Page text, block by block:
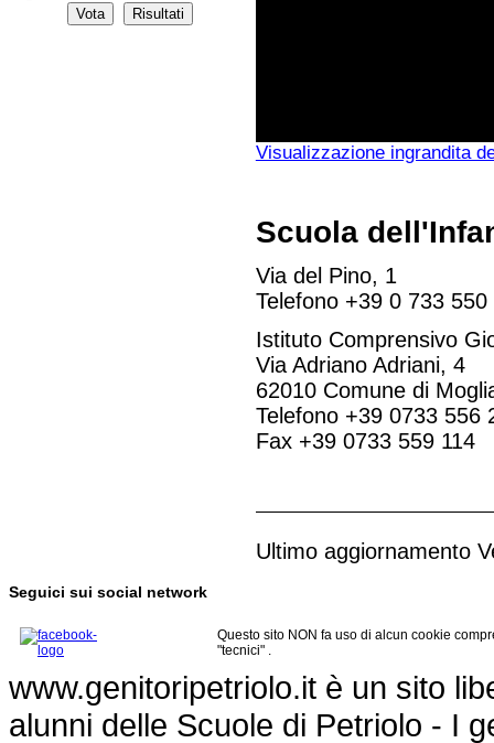
Visualizzazione ingrandita
Scuola
Via del Pino, 1
Telefono +39 0 733 550
Istituto Comprensivo
Via Adriano Adriani, 4
62010 Comune di
Telefono +39 0733 556
Fax +39 0733 559 114
Ultimo aggiornamento
Seguici sui social network
Questo sito NON fa uso di alcun cookie
"tecnici" .
www.genitoripetriolo.it è un sito
alunni delle Scuole di Petriolo - I